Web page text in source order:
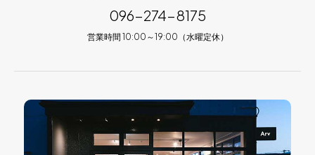
096-274-8175
営業時間 10:00～19:00（水曜定休）